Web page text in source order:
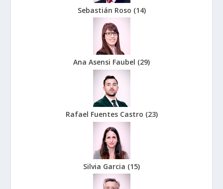
Sebastián Roso (14)
Ana Asensi Faubel (29)
Rafael Fuentes Castro (23)
Silvia Garcia (15)